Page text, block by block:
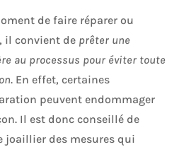
Connoisseurs pour toutes vos
perles et même bijoux
CE DONT VOUS AVEZ BESOIN -
sans ammoniaque, notre plateau
pour bijoux et notre pinceau de
bijoux de 12 x 18 cm, un pour les
et un pour les bijoux en or LA
- Chez Connoisseurs,
la valeur des bijoux et nous
de faire réparer ou
il convient de prêter une
au processus pour éviter toute
. En effet, certaines
peuvent endommager
Il est donc conseillé de
joaillier des mesures qui